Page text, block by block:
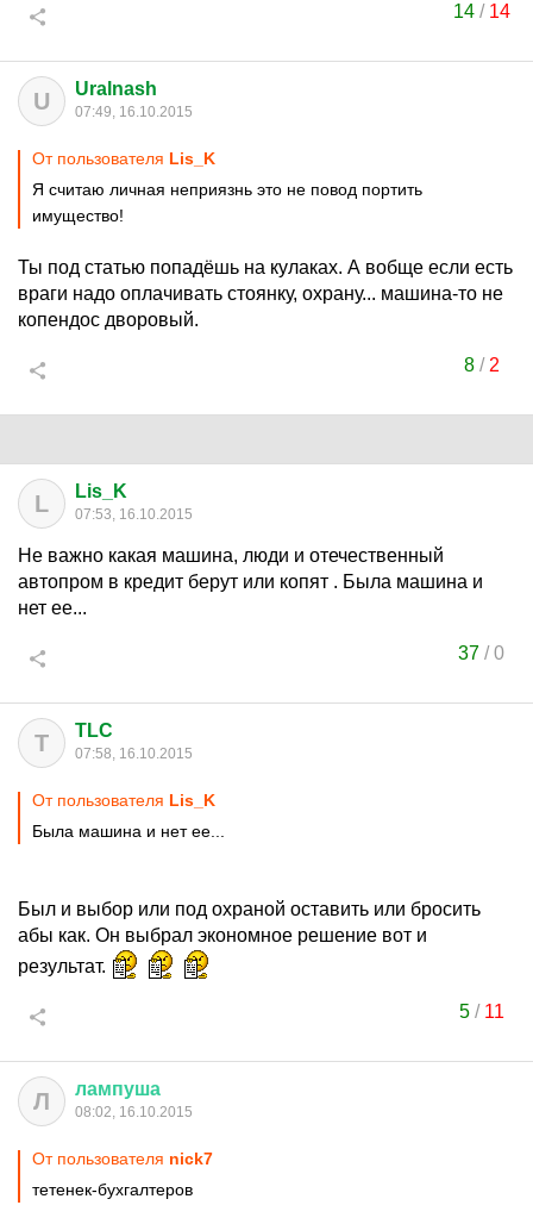
14/ 14
U Uralnash
07:49, 16.10.2015
От пользователя Lis_K
Я считаю личная неприязнь это не повод портить
имущество!
Ты под статью попадёшь на кулаках. А вобще если есть
враги надо оплачивать стоянку, охрану... машина-то не
копендос дворовый.
8/ 2
L Lis_K
07:53, 16.10.2015
Не важно какая машина, люди и отечественный
автопром в кредит берут или копят . Была машина и
нет ее...
37 /0
T TLC
07:58, 16.10.2015
От пользователя Lis_K
Была машина и нет ее...
Был и выбор или под охраной оставить или бросить
абы как. Он выбрал экономное решение вот и
результат.
5/ 11
Л лампуша
08:02, 16.10.2015
От пользователя nick7
тетенек-бухгалтеров